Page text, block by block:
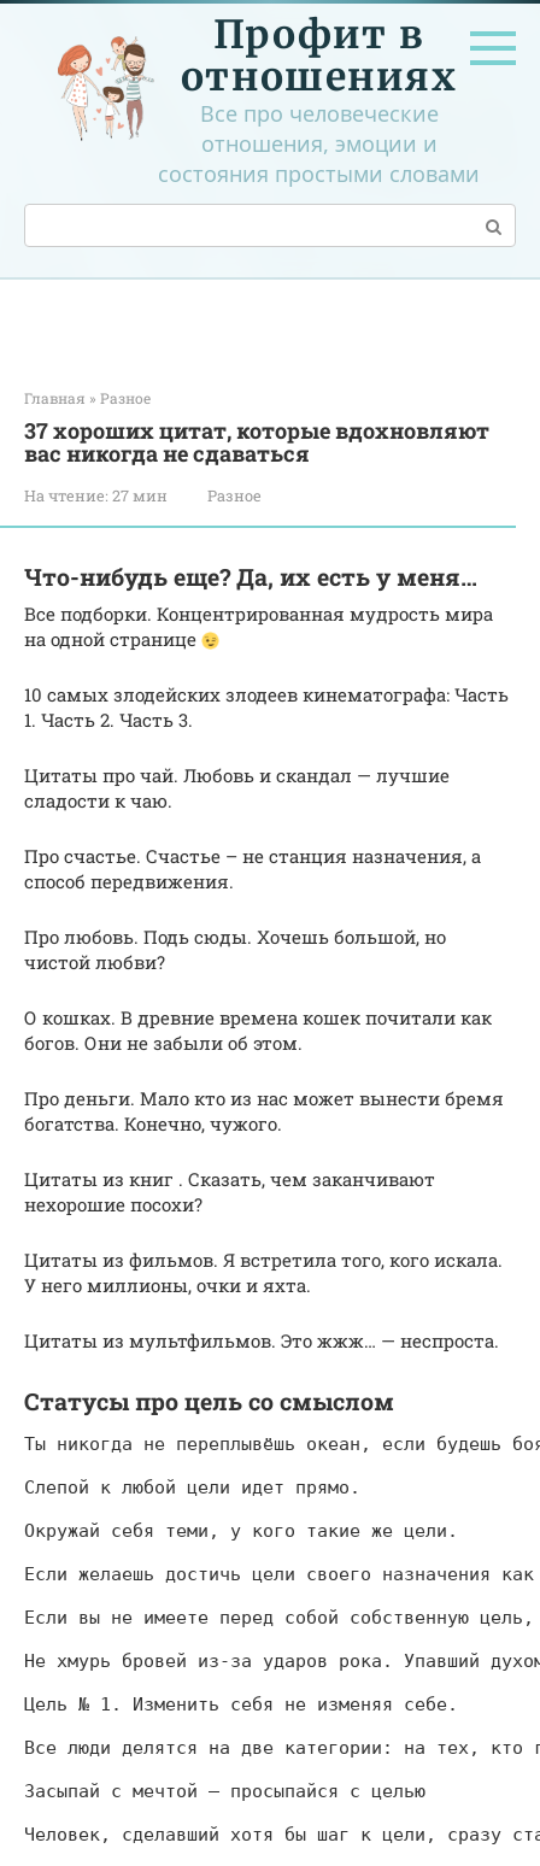
Перейти
контенту
Профит в
отношениях
Все про человеческие
отношения, эмоции и
состояния простыми словами
Поиск:
Главная » Разное
37 хороших цитат, которые вдохновляют
вас никогда не сдаваться
На чтение: 27 мин Разное
Что-нибудь еще? Да, их есть у меня…
Все подборки. Концентрированная мудрость мира
на одной странице
10 самых злодейских злодеев кинематографа: Часть
1. Часть 2. Часть 3.
Цитаты про чай. Любовь и скандал — лучшие
сладости к чаю.
Про счастье. Счастье – не станция назначения, а
способ передвижения.
Про любовь. Подь сюды. Хочешь большой, но
чистой любви?
О кошках. В древние времена кошек почитали как
богов. Они не забыли об этом.
Про деньги. Мало кто из нас может вынести бремя
богатства. Конечно, чужого.
Цитаты из книг . Сказать, чем заканчивают
нехорошие посохи?
Цитаты из фильмов. Я встретила того, кого искала.
У него миллионы, очки и яхта.
Цитаты из мультфильмов. Это жжж… — неспроста.
Статусы про цель со смыслом
Ты никогда не переплывёшь океан, если будешь
Слепой к любой цели идет прямо.
Окружай себя теми, у кого такие же цели.
Если желаешь достичь цели своего назначения
Если вы не имеете перед собой собственную
Не хмурь бровей из-за ударов рока. Упавший
Цель № 1. Изменить себя не изменяя себе.
Все люди делятся на две категории: на тех,
Засыпай с мечтой – просыпайся с целью
Человек, сделавший хотя бы шаг к цели, сразу